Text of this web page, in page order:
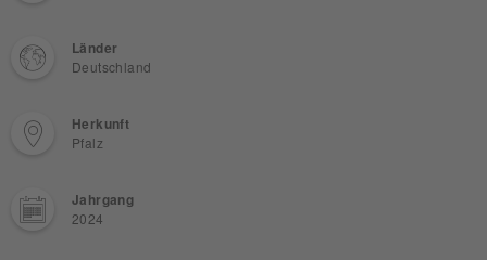
Länder
Deutschland
Herkunft
Pfalz
Jahrgang
2024